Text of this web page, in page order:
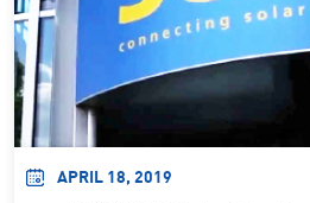
APRIL 18, 2019